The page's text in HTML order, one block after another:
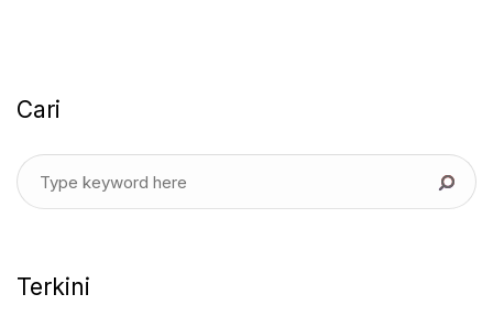
Cari
Terkini